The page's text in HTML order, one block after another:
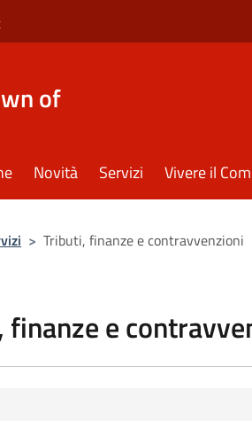
of
Novità Servizi Vivere il
> Tributi, finanze e contravvenzioni
finanze e